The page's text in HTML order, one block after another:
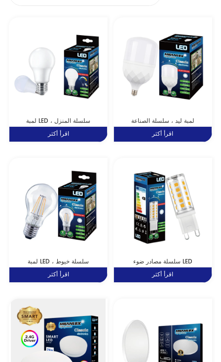
لمبة LED ، سلسلة المنزل
اقرأ أكثر
لمبة ليد ، سلسلة الصناعة
اقرأ أكثر
لمبة LED ، سلسلة خيوط
اقرأ أكثر
سلسلة مصادر ضوء LED
اقرأ أكثر